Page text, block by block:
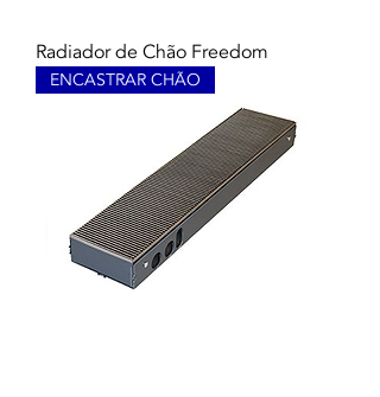
Radiador de Chão Freedom
ENCASTRAR CHÃO